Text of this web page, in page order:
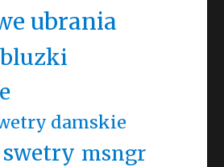
ubrania
damskie
msngr